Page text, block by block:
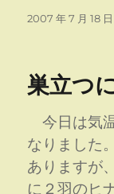
投
2007 年 7 月 18 日
巣立つ
今日は気
なりました
ありますが
に２羽のヒ